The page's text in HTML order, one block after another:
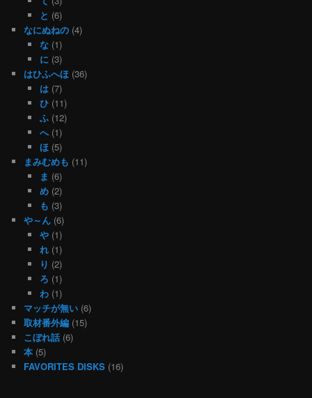
と (6)
なにぬねの (4)
な(1)
に(3)
はひふへほ (36)
は(7)
ひ(11)
ふ(12)
へ(1)
ほ(5)
まみむめも (11)
ま (6)
め(2)
も (3)
や～ん (6)
や(1)
れ(1)
り (2)
ろ (1)
わ(1)
マッチが無い (6)
取材番外編 (15)
こぼれ話 (6)
本 (5)
FAVORITES DISKS (16)